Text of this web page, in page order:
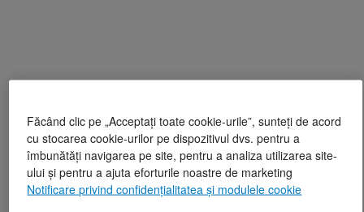
Făcând clic pe „Acceptați toate cookie-urile”, sunteți de acord
cu stocarea cookie-urilor pe dispozitivul dvs. pentru a
îmbunătăți navigarea pe site, pentru a analiza utilizarea site-
ului și pentru a ajuta eforturile noastre de marketing
Notificare privind confidențialitatea și modulele cookie